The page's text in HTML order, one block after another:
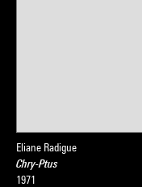
Eliane Radigue
Chry-Ptus
1971